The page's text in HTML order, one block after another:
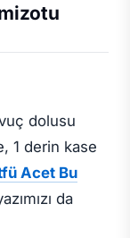
dolusu
1 derin kase
Acet Bu
da